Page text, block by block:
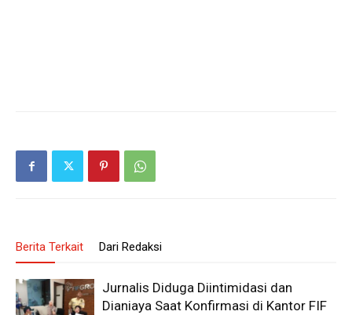
Berita Terkait Dari Redaksi
Jurnalis Diduga Diintimidasi dan
Dianiaya Saat Konfirmasi di Kantor FIF